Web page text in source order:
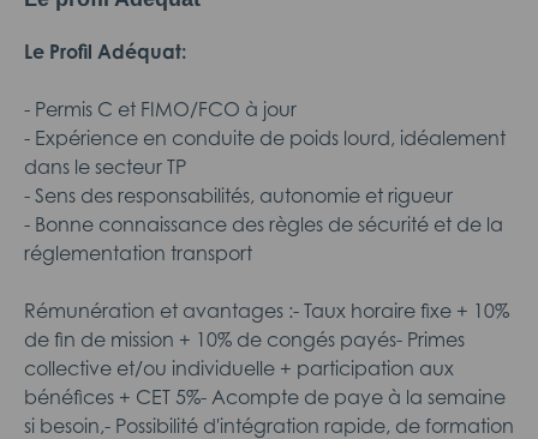
Le Profil Adéquat:
- Permis C et FIMO/FCO à jour
- Expérience en conduite de poids lourd, idéalement
dans le secteur TP
- Sens des responsabilités, autonomie et rigueur
- Bonne connaissance des règles de sécurité et de la
réglementation transport
Rémunération et avantages :- Taux horaire fixe + 10%
de fin de mission + 10% de congés payés- Primes
collective et/ou individuelle + participation aux
bénéfices + CET 5%- Acompte de paye à la semaine
si besoin,- Possibilité d'intégration rapide, de formation